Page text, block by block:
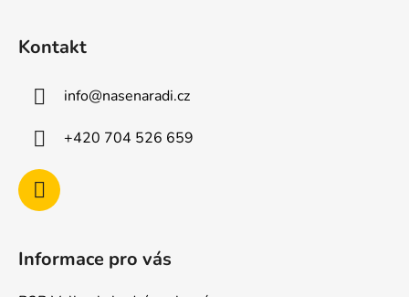
Kontakt
info@nasenaradi.cz
+420 704 526 659
Informace pro vás